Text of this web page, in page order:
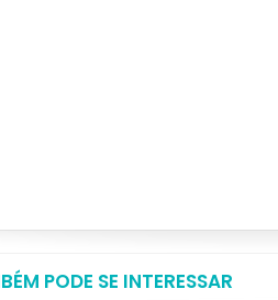
PODE SE INTERESSAR